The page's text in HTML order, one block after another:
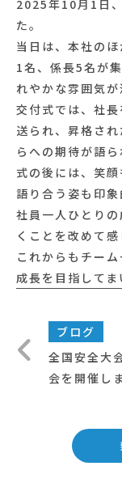
2025年10月1日
た。
当日は、本社の
1名、係長5名が
れやかな雰囲気が
交付式では、社
送られ、昇格さ
らへの期待が語ら
式の後には、笑
語り合う姿も印象
社員一人ひとり
くことを改めて
これからもチー
成長を目指してま
ブログ
全国安全大
会を開催し